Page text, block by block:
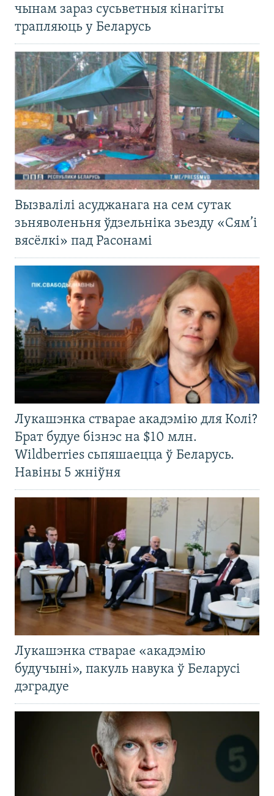
чынам зараз сусьветныя кінагіты
трапляюць у Беларусь
Вызвалілі асуджанага на сем сутак
зьняволеньня ўдзельніка зьезду «Сям’і
вясёлкі» пад Расонамі
Лукашэнка стварае акадэмію для Колі?
Брат будуе бізнэс на $10 млн.
Wildberries сьпяшаецца ў Беларусь.
Навіны 5 жніўня
Лукашэнка стварае «акадэмію
будучыні», пакуль навука ў Беларусі
дэградуе